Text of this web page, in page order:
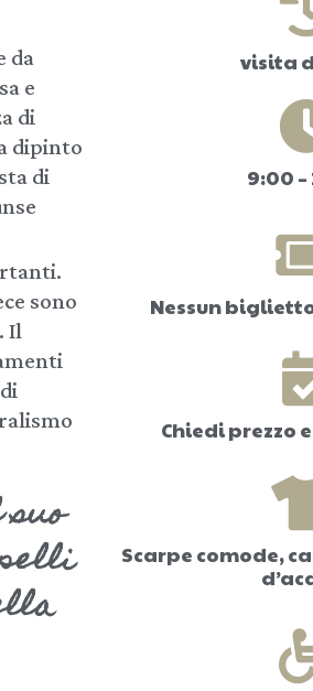
da
e
di
dipinto
di
sono
Il
visita
9:00 –
Nessun
Chiedi prezzo
Scarpe comode,